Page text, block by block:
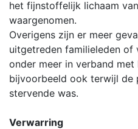
het fijnstoffelijk lichaam
waargenomen.
Overigens zijn er meer
uitgetreden familieleden of
onder meer in verband
bijvoorbeeld ook terwijl de
stervende was.
Verwarring